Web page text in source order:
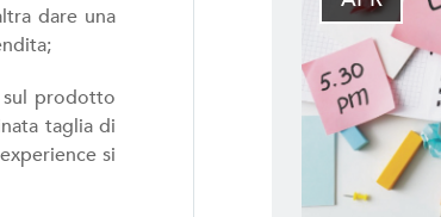
dare una
sul prodotto
taglia di
si
Visibili sui Motori di Ricerca
BACK OFFICE E GESTIONALI
Ti Aiutiamo a Controllare l'Andamento della Tua
Tempo Reale, Realizzazando Back-Office e
su Misura.